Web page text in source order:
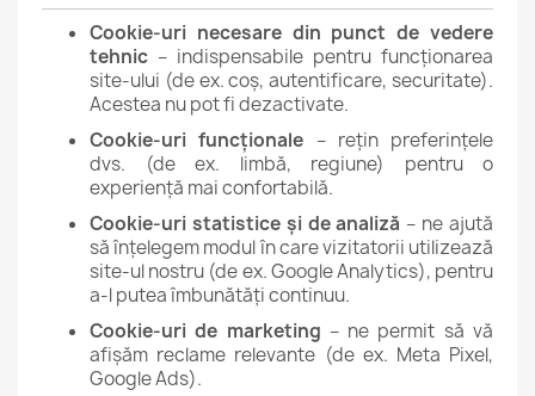
Cookie-uri necesare din punct de vedere
tehnic – indispensabile pentru funcționarea
site-ului (de ex. coș, autentificare, securitate).
Acestea nu pot fi dezactivate.
Cookie-uri funcționale – rețin preferințele
dvs. (de ex. limbă, regiune) pentru o
experiență mai confortabilă.
Cookie-uri statistice și de analiză – ne ajută
să înțelegem modul în care vizitatorii utilizează
site-ul nostru (de ex. Google Analytics), pentru
a-l putea îmbunătăți continuu.
Cookie-uri de marketing – ne permit să vă
afișăm reclame relevante (de ex. Meta Pixel,
Google Ads).